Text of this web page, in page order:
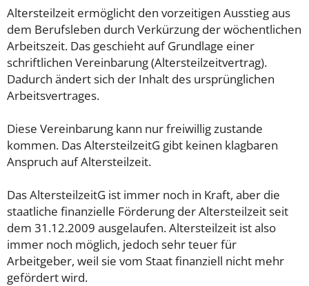
Altersteilzeit ermöglicht den vorzeitigen Ausstieg aus
dem Berufsleben durch Verkürzung der wöchentlichen
Arbeitszeit. Das geschieht auf Grundlage einer
schriftlichen Vereinbarung (Altersteilzeitvertrag).
Dadurch ändert sich der Inhalt des ursprünglichen
Arbeitsvertrages.
Diese Vereinbarung kann nur freiwillig zustande
kommen. Das AltersteilzeitG gibt keinen klagbaren
Anspruch auf Altersteilzeit.
Das AltersteilzeitG ist immer noch in Kraft, aber die
staatliche finanzielle Förderung der Altersteilzeit seit
dem 31.12.2009 ausgelaufen. Altersteilzeit ist also
immer noch möglich, jedoch sehr teuer für
Arbeitgeber, weil sie vom Staat finanziell nicht mehr
gefördert wird.